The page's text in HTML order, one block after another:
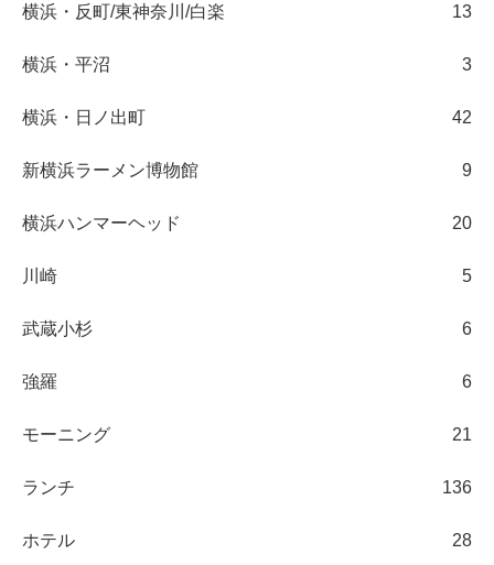
横浜・反町/東神奈川/白楽 13
横浜・平沼 3
横浜・日ノ出町 42
新横浜ラーメン博物館 9
横浜ハンマーヘッド 20
川崎 5
武蔵小杉 6
強羅 6
モーニング 21
ランチ 136
ホテル 28